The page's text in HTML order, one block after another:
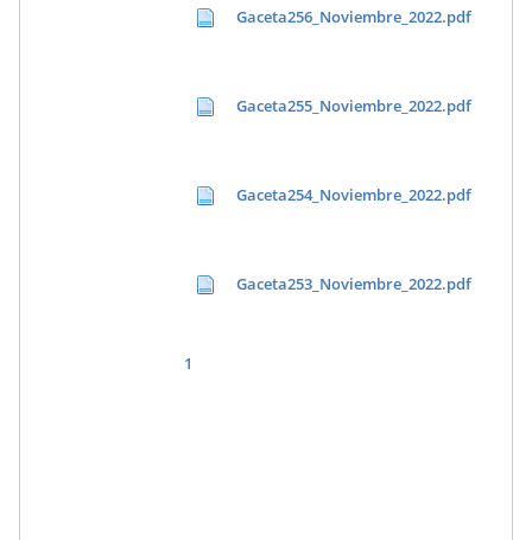
Gaceta256_Noviembre_2022.pdf
Gaceta255_Noviembre_2022.pdf
Gaceta254_Noviembre_2022.pdf
Gaceta253_Noviembre_2022.pdf
1